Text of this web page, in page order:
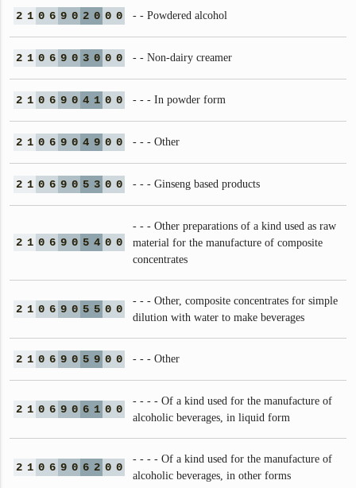
2 1 0 6 9 0 2 0 0 0 - - Powdered alcohol
2 1 0 6 9 0 3 0 0 0 - - Non-dairy creamer
2 1 0 6 9 0 4 1 0 0 - - - In powder form
2 1 0 6 9 0 4 9 0 0 - - - Other
2 1 0 6 9 0 5 3 0 0 - - - Ginseng based products
2 1 0 6 9 0 5 4 0 0
- - - Other preparations of a kind used as raw
material for the manufacture of composite
concentrates
2 1 0 6 9 0 5 5 0 0
- - - Other, composite concentrates for simple
dilution with water to make beverages
2 1 0 6 9 0 5 9 0 0 - - - Other
2 1 0 6 9 0 6 1 0 0
- - - - Of a kind used for the manufacture of
alcoholic beverages, in liquid form
2 1 0 6 9 0 6 2 0 0
- - - - Of a kind used for the manufacture of
alcoholic beverages, in other forms